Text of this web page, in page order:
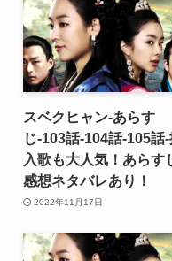
スベクヒャン-あらす
じ-103話-104話-105話
入歌も大人気！あらす
感想ネタバレあり！
2022年11月17日